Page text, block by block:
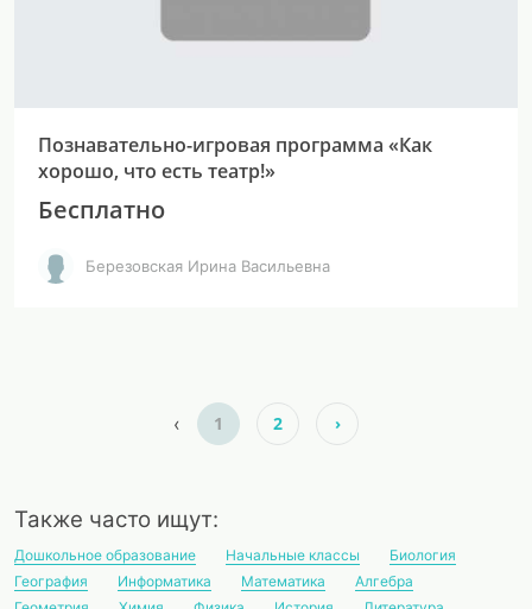
Познавательно-игровая программа «Как
хорошо, что есть театр!»
Бесплатно
Березовская Ирина Васильевна
‹ 1 2 ›
Также часто ищут:
Дошкольное образование Начальные классы
Биология
География
Информатика Математика
Алгебра